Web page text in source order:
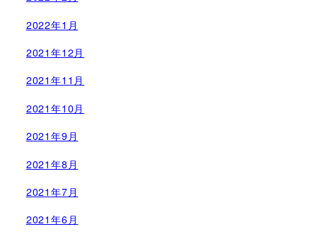
2022年1月
2021年12月
2021年11月
2021年10月
2021年9月
2021年8月
2021年7月
2021年6月